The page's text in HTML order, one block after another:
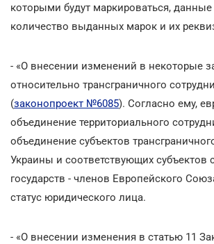
которыми будут маркироваться, данные
количество выданных марок и их
- «О внесении изменений в некоторые
относительно трансграничного
(законопроект №6085). Согласно ему,
объединение территориального
объединение субъектов
Украины и соответствующих субъектов
государств - членов Европейского
статус юридического лица.
- «О внесении изменения в статью 11